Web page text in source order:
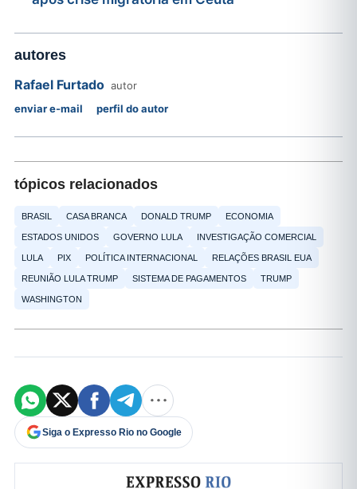
autores
Rafael Furtado autor
enviar e-mail
perfil do autor
tópicos relacionados
BRASIL CASA BRANCA DONALD TRUMP ECONOMIA
ESTADOS UNIDOS GOVERNO LULA INVESTIGAÇÃO COMERCIAL
LULA PIX POLÍTICA INTERNACIONAL RELAÇÕES BRASIL EUA
REUNIÃO LULA TRUMP SISTEMA DE PAGAMENTOS TRUMP
WASHINGTON
Siga o Expresso Rio no Google
Formulário de cadastro